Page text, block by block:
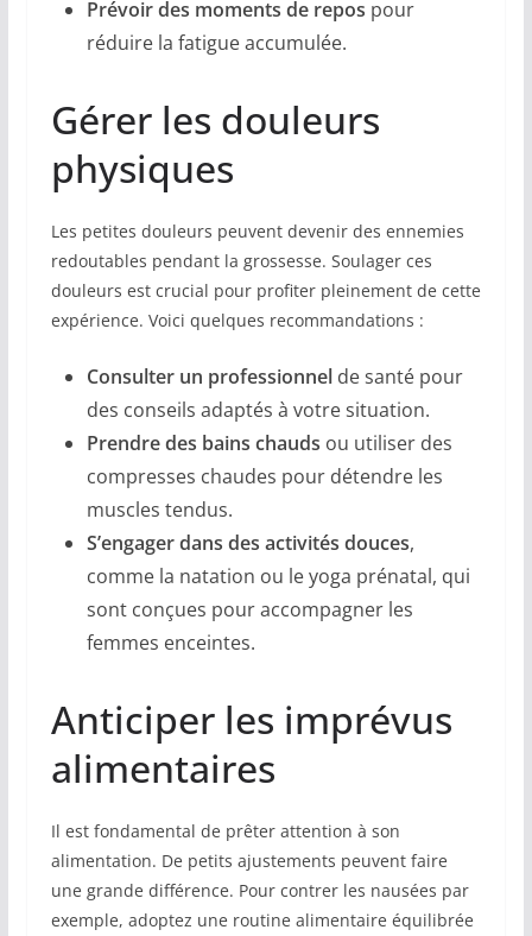
Prévoir des moments de repos pour
réduire la fatigue accumulée.
Gérer les douleurs
physiques
Les petites douleurs peuvent devenir des ennemies
redoutables pendant la grossesse. Soulager ces
douleurs est crucial pour profiter pleinement de cette
expérience. Voici quelques recommandations :
Consulter un professionnelde santé pour
des conseils adaptés à votre situation.
Prendre des bains chauds ou utiliser des
compresses chaudes pour détendre les
muscles tendus.
S’engager dans des activités douces,
comme la natation ou le yoga prénatal, qui
sont conçues pour accompagner les
femmes enceintes.
Anticiper les imprévus
alimentaires
Il est fondamental de prêter attention à son
alimentation. De petits ajustements peuvent faire
une grande différence. Pour contrer les nausées par
exemple, adoptez une routine alimentaire équilibrée